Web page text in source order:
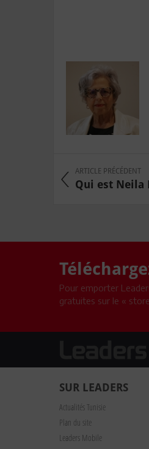
ARTICLE PRÉCÉDENT
Qui est Neila
Pour emporter
gratuites sur le «
SUR LEADERS
Actualités Tunisie
Plan du site
Leaders Mobile